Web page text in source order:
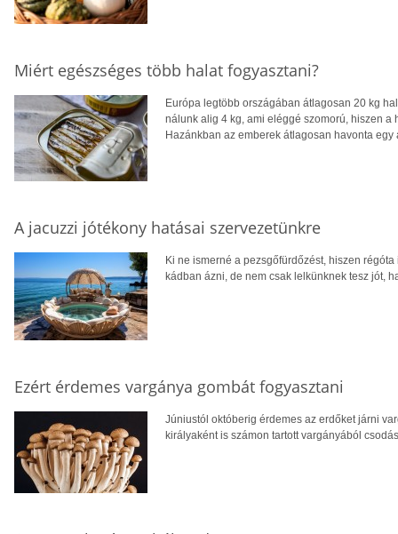
Miért egészséges több halat fogyasztani?
Európa legtöbb országában átlagosan 20 kg
nálunk alig 4 kg, ami eléggé szomorú, hiszen
Hazánkban az emberek átlagosan havonta
A jacuzzi jótékony hatásai szervezetünkre
Ki ne ismerné a pezsgőfürdőzést, hiszen
kádban ázni, de nem csak lelkünknek tesz jót,
Ezért érdemes vargánya gombát fogyasztani
Júniustól októberig érdemes az erdőket járni
királyaként is számon tartott vargányából